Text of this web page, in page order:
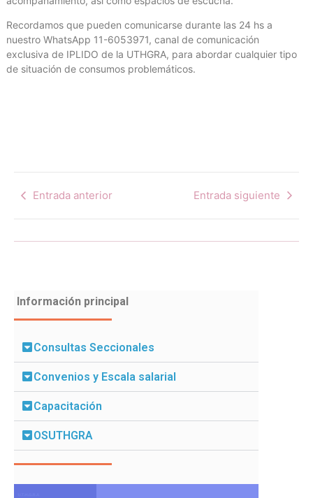
Recordamos que pueden comunicarse durante las 24 hs a
nuestro WhatsApp 11-6053971, canal de comunicación
exclusiva de IPLIDO de la UTHGRA, para abordar cualquier tipo
de situación de consumos problemáticos.
Entrada anterior Entrada siguiente
Información principal
Consultas Seccionales
Convenios y Escala salarial
Capacitación
OSUTHGRA